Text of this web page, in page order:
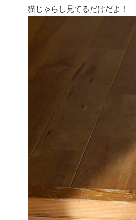
猫じゃらし見てるだけだよ！